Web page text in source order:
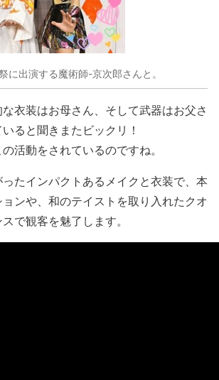
に出演する魔術師-京次郎さんと。
衣装はお母さん、そして武器はお父さ
ると聞きまたビックリ！
活動をされているのですね。
たインパクトあるメイクと衣装で、本
ンや、和のテイストを取り入れたクオ
で観客を魅了します。